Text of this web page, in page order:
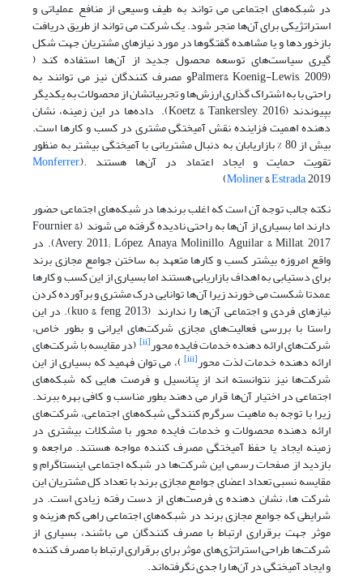
در شبکه‌های اجتماعی می تواند به طیف وسیعی از منافع عملیاتی و
استراتژیکی برای آن‌ها منجر شود. یک شرکت می تواند از طریق دریافت
بازخوردها و یا مشاهده گفتگوها در مورد نیازهای مشتریان جهت شکل
گیری سیاست‌های توسعه محصول جدید از آن‌ها استفاده کند (
(Palmer& Koenig-Lewis, 2009و مصرف کنندگان نیز می توانند به
راحتی با به اشتراک گذاری ارزش‌ها و تجربیاتشان از محصولات به یکدیگر
بپیوندند (Koetz & Tankersley, 2016). داده‌ها در این زمینه، نشان
دهنده اهمیت فزاینده نقش آمیختگی مشتری در کسب و کارها است.
بیش از 80 % بازاریابان به دنبال مشتریانی با آمیختگی بیشتر به منظور
تقویت حمایت و ایجاد اعتماد در آن‌ها هستند .(Monferrer,
Moliner&Estrada, 2019)
نکته جالب توجه آن است که اغلب برندها در شبکه‌های اجتماعی حضور
دارند اما بسیاری از آن‌ها به راحتی نادیده گرفته می شوند (Fournier &
Avery, 2011; López, Anaya, Molinillo, Aguilar & Millat, 2017). در
واقع امروزه بیشتر کسب و کارها متعهد به ساختن جوامع مجازی برند
برای دستیابی به اهداف بازاریابی هستند اما بسیاری از این کسب و کارها
عمدتا شکست می خورند زیرا آن‌ها توانایی درک مشتری و برآورده کردن
نیازهای فردی و اجتماعی آن‌ها را ندارند (kuo & feng, 2013). در این
راستا با بررسی فعالیت‌های مجازی شرکت‌های ایرانی و بطور خاص،
شرکت‌های ارائه دهنده خدمات فایده محور[ii] (در مقایسه با شرکت‌های
ارائه دهنده خدمات لذت محور[iii] )، می توان فهمید که بسیاری از این
شرکت‌ها نیز نتوانسته اند از پتانسیل‌ و فرصت هایی که شبکه‌های
اجتماعی در اختیار آن‌ها قرار می دهند بطور مناسب و کافی بهره ببرند.
زیرا با توجه به ماهیت سرگرم کنندگی شبکه‌های اجتماعی، شرکت‌های
ارائه دهنده محصولات و خدمات فایده محور با مشکلات بیشتری در
زمینه ایجاد یا حفظ آمیختگی مصرف کننده مواجه هستند. مراجعه و
بازدید از صفحات رسمی این شرکت‌ها در شبکه اجتماعی اینستاگرام و
مقایسه نسبی تعداد اعضای جوامع مجازی برند با تعداد کل مشتریان این
شرکت ها، نشان دهنده ی فرصت‌های از دست رفته زیادی است. در
شرایطی که جوامع مجازی برند در شبکه‌های اجتماعی راهی کم هزینه و
موثر جهت برقراری ارتباط با مصرف کنندگان می باشند، بسیاری از
شرکت‌ها طراحی استراتژی‌های موثر برای برقراری ارتباط با مصرف کننده
و ایجاد آمیختگی در آن‌ها را جدی نگرفته‌اند.